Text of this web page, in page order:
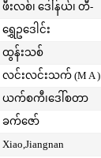
ဖီးလစ်၊ ဒေါ်နယ်၊ တီ-
ရွှေဥဒေါင်း
ထွန်းသစ်
လင်းလင်းသက် (M A )
ယက်စကီ၊ဒေါ်စတာ
ခက်ဇော်
Xiao,Jiangnan